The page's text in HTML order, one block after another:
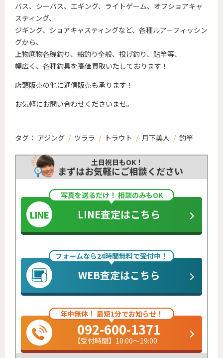
バス、シーバス、エギング、ライトゲーム、オフショアキャ
スティング、
ジギング、ショアキャスティングなど、各種ルアーフィッシン
グから、
上物底物各磯釣り、船釣り全般、投げ釣り、鮎竿等、
幅広く、各種釣具を高価買取いたしております！
店頭販売の他に通信販売も承ります！
お気軽にお問い合わせくださいませ。
タグ： アジング / ツララ / トラウト / 月下美人 / 釣竿
土日祝日もOK！
まずはお気軽にご相談ください
写真を送るだけ！ 相談のみもOK
LINE査定はこちら
フォームなら24時間無料で受付中！
WEB査定はこちら
年中無休！ 最短1分でお知らせ！
092-600-1371
【受付時間】10:00～19:00